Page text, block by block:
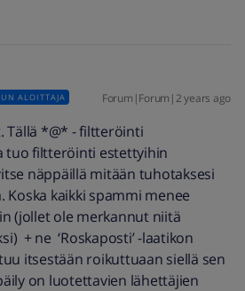
ALOITTAJA Forum|Forum|2 years ago
Tällä *@* - filtteröinti
tuo filtteröinti estettyihin
näppäillä mitään tuhotaksesi
Koska kaikki spammi menee
(jollet ole merkannut niitä
+ ne ‘Roskaposti’ -laatikon
itsestään roikuttuaan siellä sen
on luotettavien lähettäjien